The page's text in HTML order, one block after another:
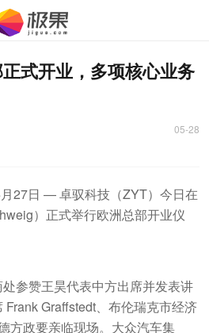
式开业，多项核心业务
05-28
27日 — 卓驭科技（ZYT）今日在
）正式举行欧洲总部开业仪
参赞王昊代表中方出席并发表讲
Graffstedt、布伦瑞克市经济
方政要亲临现场。大众汽车集